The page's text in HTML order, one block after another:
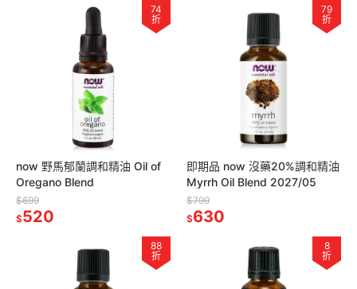
74
折
now 野馬郁蘭調和精油 Oil of
Oregano Blend
$699
$520
79
折
即期品 now 沒藥20%調和精油
Myrrh Oil Blend 2027/05
$799
$630
88
折
8
折